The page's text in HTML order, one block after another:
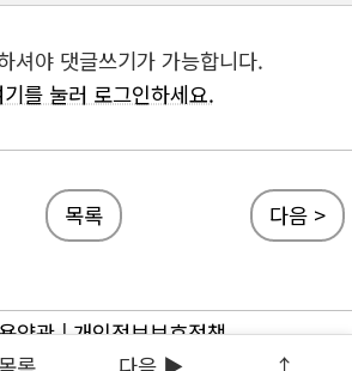
셔야 댓글쓰기가 가능합니다.
를 눌러 로그인하세요.
목록 다음 >
약관|개인정보보호정책